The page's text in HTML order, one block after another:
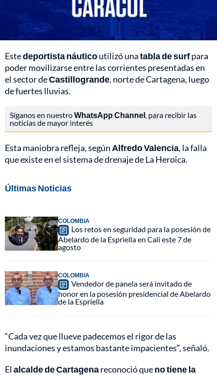
Estedeportista náuticoutilizó unatabla de surfpara
poder movilizarse entre las corrientes presentadas en
el sector deCastillogrande, norte de Cartagena, luego
de fuertes lluvias.
Síganos en nuestroWhatsApp Channel , para recibir las
noticias de mayor interés
Esta maniobra refleja, según Alfredo Valencia, la falla
que existe en el sistema de drenaje de La Heroica.
Últimas Noticias
COLOMBIA
Los retos en seguridad para la posesión de
Abelardo de la Espriella en Cali este 7 de
agosto
COLOMBIA
Vendedor de panela será invitado de
honor en la posesión presidencial de Abelardo
de la Espriella
“Cada vez que llueve padecemos el rigor de las
inundaciones y estamos bastante impacientes”, señaló.
Elalcalde de Cartagenareconoció queno tiene la